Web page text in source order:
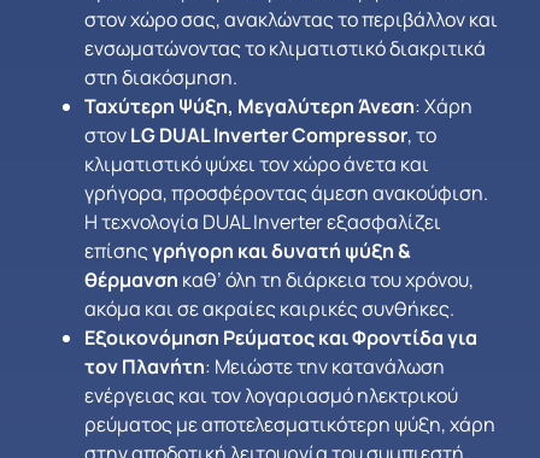
στον χώρο σας, ανακλώντας το περιβάλλον και
ενσωματώνοντας το κλιματιστικό διακριτικά
στη διακόσμηση.
Ταχύτερη Ψύξη, Μεγαλύτερη Άνεση: Χάρη
στονLG DUAL Inverter Compressor, το
κλιματιστικό ψύχει τον χώρο άνετα και
γρήγορα, προσφέροντας άμεση ανακούφιση.
Η τεχνολογία DUAL Inverter εξασφαλίζει
επίσηςγρήγορη και δυνατή ψύξη &
θέρμανση καθ’ όλη τη διάρκεια του χρόνου,
ακόμα και σε ακραίες καιρικές συνθήκες.
Εξοικονόμηση Ρεύματος και Φροντίδα για
τον Πλανήτη: Μειώστε την κατανάλωση
ενέργειας και τον λογαριασμό ηλεκτρικού
ρεύματος με αποτελεσματικότερη ψύξη, χάρη
στην αποδοτική λειτουργία του συμπιεστή.